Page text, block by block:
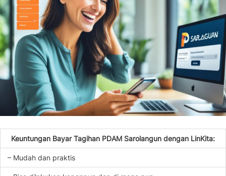
Keuntungan Bayar Tagihan PDAM Sarolangun dengan LinKita:
– Mudah dan praktis